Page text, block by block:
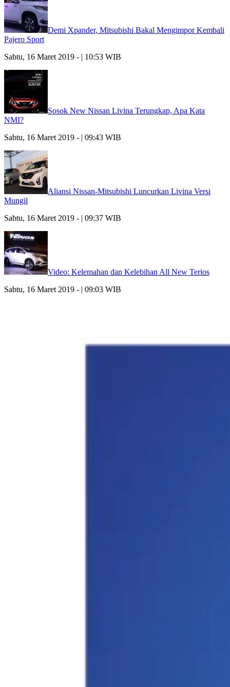
Demi Xpander, Mitsubishi Bakal Mengimpor Kembali
Pajero Sport
Sabtu, 16 Maret 2019 - | 10:53 WIB
Sosok New Nissan Livina Terungkap, Apa Kata
NMI?
Sabtu, 16 Maret 2019 - | 09:43 WIB
Aliansi Nissan-Mitsubishi Luncurkan Livina Versi
Mungil
Sabtu, 16 Maret 2019 - | 09:37 WIB
Video: Kelemahan dan Kelebihan All New Terios
Sabtu, 16 Maret 2019 - | 09:03 WIB